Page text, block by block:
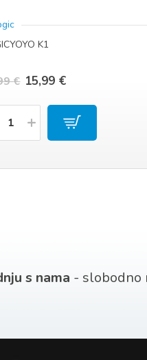
K1
€ Izvorna
cijena
bila
19,99 €.
15,99 €Trenutna
cijena
je:
s nama - slobodno